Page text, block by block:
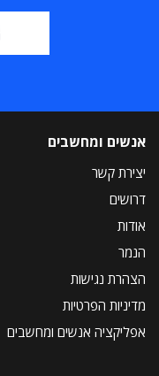
אנשים ומחשבים
יצירת קשר
דרושים
אודות
הנמר
הצהרת נגישות
מדיניות הפרטיות
אפליקציה אנשים ומחשבים